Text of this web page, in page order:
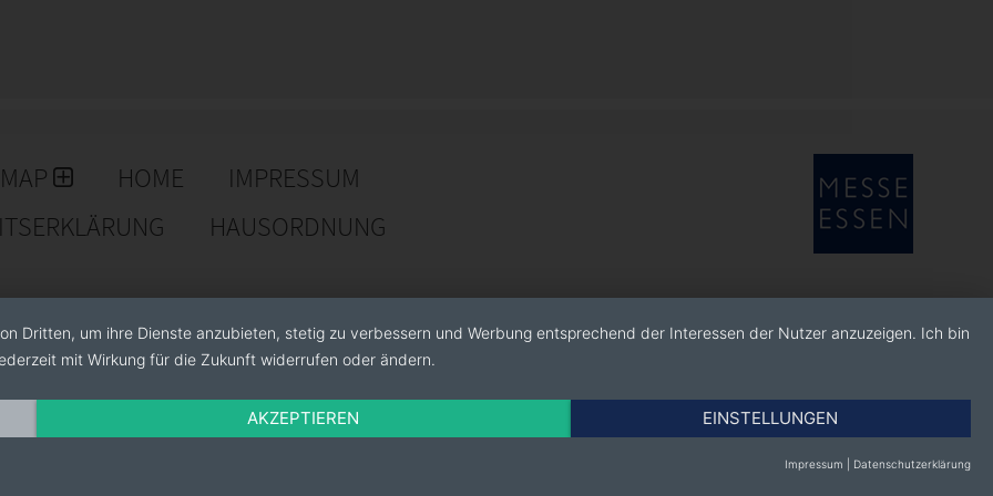
Kombistütze.
HOME
IMPRESSUM
HAUSORDNUNG
Dritten, um ihre Dienste anzubieten, stetig zu verbessern und Werbung entsprechend der Interessen der Nutzer anzuzeigen. Ich bin
mit Wirkung für die Zukunft widerrufen oder ändern.
AKZEPTIEREN EINSTELLUNGEN
Impressum Datenschutzerklärung